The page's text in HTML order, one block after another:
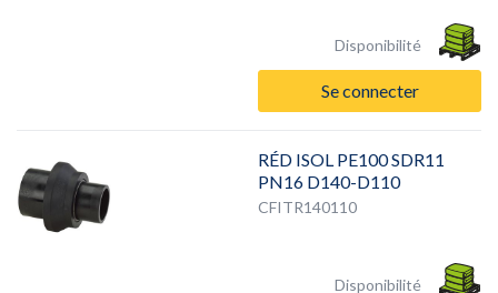
Disponibilité
Se connecter
RÉD ISOL PE100 SDR11
PN16 D140-D110
CFITR140110
Disponibilité